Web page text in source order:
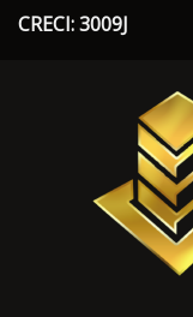
CRECI: 3009J